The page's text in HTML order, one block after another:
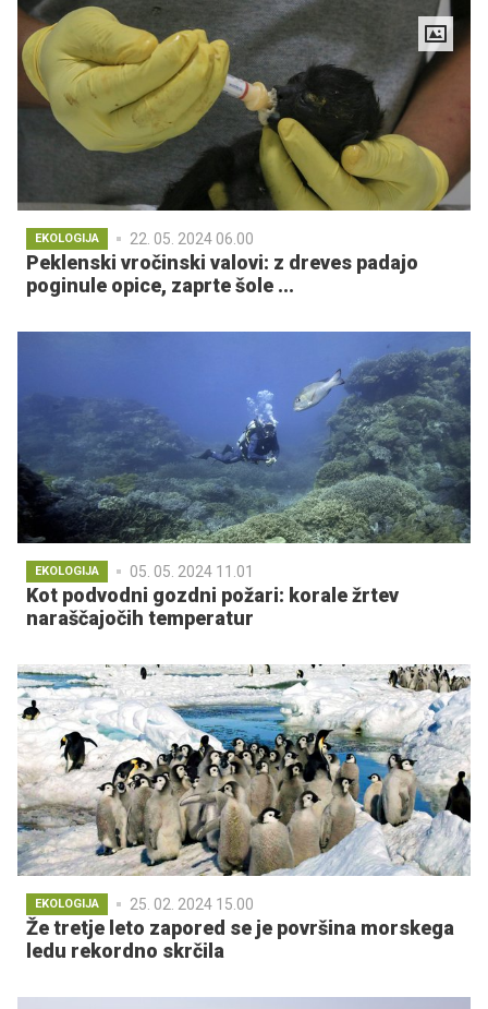
EKOLOGIJA 22. 05. 2024 06.00
Peklenski vročinski valovi: z dreves padajo
poginule opice, zaprte šole ...
EKOLOGIJA 05. 05. 2024 11.01
Kot podvodni gozdni požari: korale žrtev
naraščajočih temperatur
EKOLOGIJA 25. 02. 2024 15.00
Že tretje leto zapored se je površina morskega
ledu rekordno skrčila